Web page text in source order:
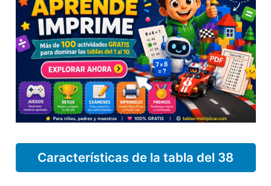
Características de la tabla del 38